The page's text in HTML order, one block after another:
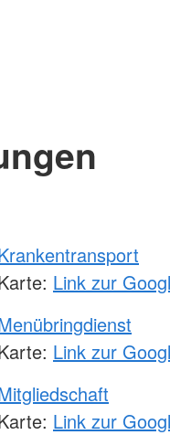
Link zur
Link zur
Link zur